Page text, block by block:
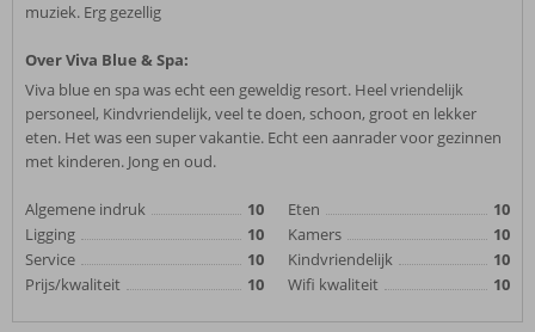
muziek. Erg gezellig
Over Viva Blue & Spa:
Viva blue en spa was echt een geweldig resort. Heel vriendelijk
personeel, Kindvriendelijk, veel te doen, schoon, groot en lekker
eten. Het was een super vakantie. Echt een aanrader voor gezinnen
met kinderen. Jong en oud.
Algemene indruk
10
Ligging
10
Service
10
Prijs/kwaliteit
10
Eten
10
Kamers
10
Kindvriendelijk
10
Wifi kwaliteit
10